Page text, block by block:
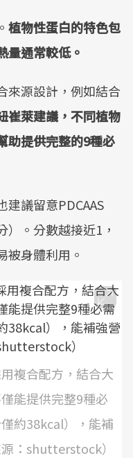
植物性蛋白的特色包
量通常較低。
來源設計，例如結合
崔萊建議，不同植物
助提供完整的9種必
議留意PDCAAS
）。分數越接近1，
被身體利用。
複合配方，結合大
能提供完整9種必
約38kcal），能補
：shutterstock）